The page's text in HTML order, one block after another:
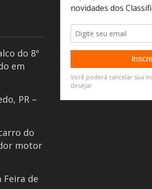
do 8º
em
PR –
do
motor
Feira de